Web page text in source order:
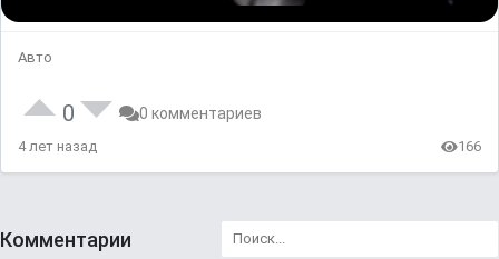
Авто
0 0 комментариев
4 лет назад 166
Комментарии